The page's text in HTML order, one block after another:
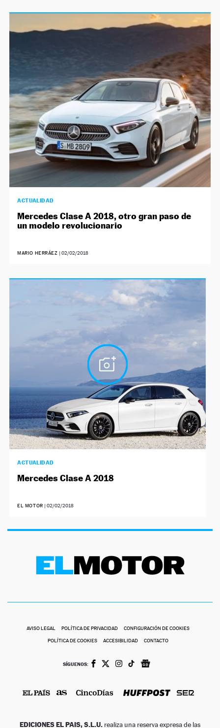
ACTUALIDAD
Mercedes Clase A 2018, otro gran paso de
un modelo revolucionario
MARIO HERRÁEZ | 02/02/2018
ACTUALIDAD
Mercedes Clase A 2018
EL MOTOR | 02/02/2018
AVISO LEGAL POLÍTICA DE PRIVACIDAD CONFIGURACIÓN DE COOKIES
POLÍTICA DE COOKIES ACCESIBILIDAD CONTACTO
SÍGUENOS:
EDICIONES EL PAIS, S.L.U. realiza una reserva expresa de las